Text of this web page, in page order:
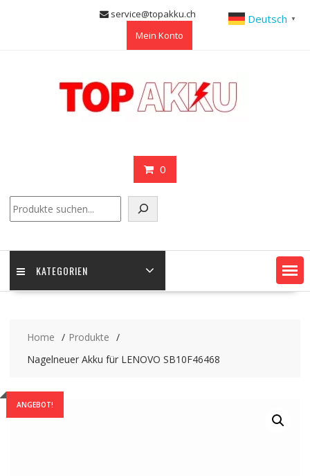
service@topakku.ch
Mein Konto
0
KATEGORIEN
Home
Produkte
Nagelneuer Akku für LENOVO SB10F46468
ANGEBOT!
Deutsch ▼